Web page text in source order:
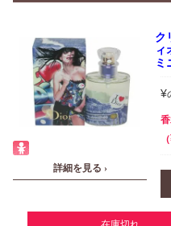
詳細を見る ›
ク
ィ
ミ
¥